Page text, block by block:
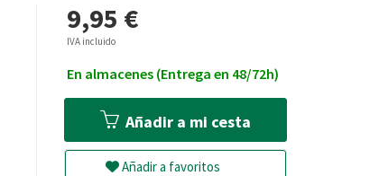
9,95 €
IVA incluido
En almacenes (Entrega en 48/72h)
Añadir a mi cesta
Añadir a favoritos